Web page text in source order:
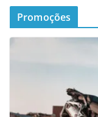
Promoções